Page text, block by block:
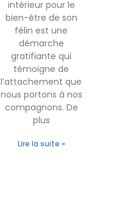
intérieur pour le
bien-être de son
félin est une
démarche
gratifiante qui
témoigne de
l’attachement que
nous portons à nos
compagnons. De
plus
Lire la suite »